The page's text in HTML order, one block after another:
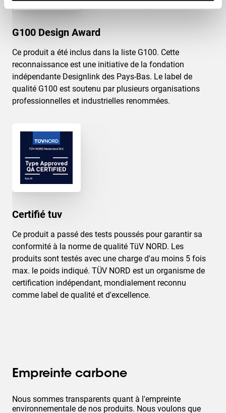
G100 Design Award
Ce produit a été inclus dans la liste G100. Cette
reconnaissance est une initiative de la fondation
indépendante Designlink des Pays-Bas. Le label de
qualité G100 est soutenu par plusieurs organisations
professionnelles et industrielles renommées.
Certifié tuv
Ce produit a passé des tests poussés pour garantir sa
conformité à la norme de qualité TüV NORD. Les
produits sont testés avec une charge d'au moins 5 fois
max. le poids indiqué. TÜV NORD est un organisme de
certification indépendant, mondialement reconnu
comme label de qualité et d'excellence.
Empreinte carbone
Nous sommes transparents quant à l'empreinte
environnementale de nos produits. Nous voulons que